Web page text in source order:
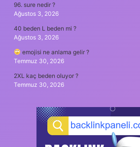
96. sure nedir ?
Ağustos 3, 2026
40 beden L beden mi ?
Ağustos 3, 2026
emojisi ne anlama gelir ?
Temmuz 30, 2026
2XL kaç beden oluyor ?
Temmuz 30, 2026